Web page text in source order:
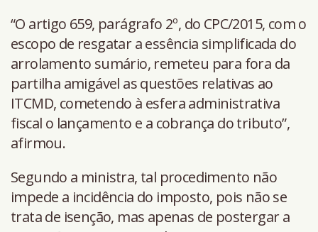
“O artigo 659, parágrafo 2º, do CPC/2015, com o
escopo de resgatar a essência simplificada do
arrolamento sumário, remeteu para fora da
partilha amigável as questões relativas ao
ITCMD, cometendo à esfera administrativa
fiscal o lançamento e a cobrança do tributo”,
afirmou.
Segundo a ministra, tal procedimento não
impede a incidência do imposto, pois não se
trata de isenção, mas apenas de postergar a